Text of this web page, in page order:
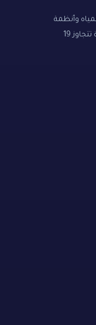
وأنظمة
التناضح العكسي وأجهزة إزالة عسر الماء، بخبرة تتجاوز 19